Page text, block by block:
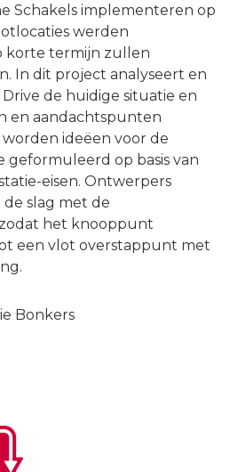
Schakels implementeren op
werden
korte termijn zullen
In dit project analyseert en
de huidige situatie en
en aandachtspunten
ideëen voor de
geformuleerd op basis van
eisen. Ontwerpers
slag met de
het knooppunt
een vlot overstappunt met
Bonkers